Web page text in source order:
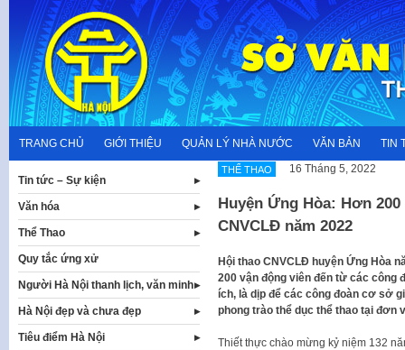
content
TRANG CHỦ GIỚI THIỆU QUẢN LÝ NHÀ NƯỚC VĂN BẢN TIN
THỂ THAO 16 Tháng 5, 2022
Huyện Ứng Hòa: Hơn
CNVCLĐ năm 2022
Hội thao CNVCLĐ huyện Ứng Hòa
200 vận động viên đến từ các công
ích, là dịp để các công đoàn cơ sở
phong trào thể dục thể thao tại đơn
Thiết thực chào mừng kỷ niệm 132
Tin tức – Sự kiện
Văn hóa
Thể Thao
Quy tắc ứng xử
Người Hà Nội thanh lịch, văn minh
Hà Nội đẹp và chưa đẹp
Tiêu điểm Hà Nội